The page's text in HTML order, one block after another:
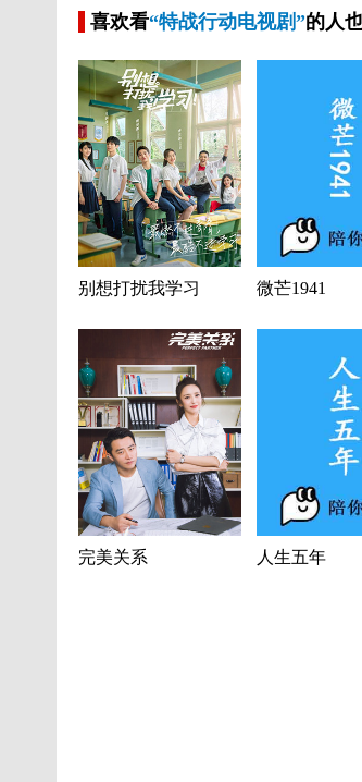
喜欢看“特战行动电视剧”的人
别想打扰我学习 微芒1941
完美关系 人生五年